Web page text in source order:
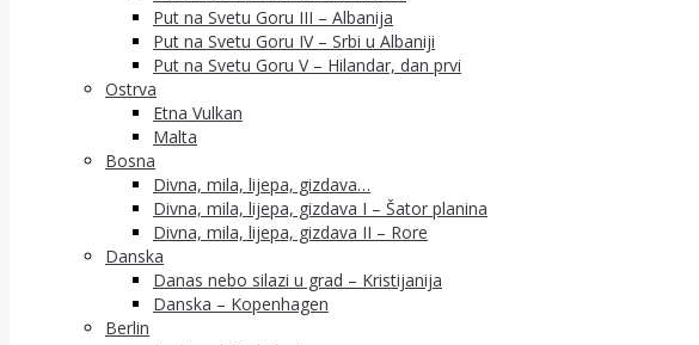
Put na Svetu Goru III – Albanija
Put na Svetu Goru IV – Srbi u Albaniji
Put na Svetu Goru V – Hilandar, dan prvi
Ostrva
Etna Vulkan
Malta
Bosna
Divna, mila, lijepa, gizdava…
Divna, mila, lijepa, gizdava I – Šator planina
Divna, mila, lijepa, gizdava II – Rore
Danska
Danas nebo silazi u grad – Kristijanija
Danska – Kopenhagen
Berlin